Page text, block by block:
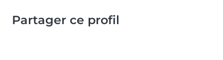
Partager ce profil